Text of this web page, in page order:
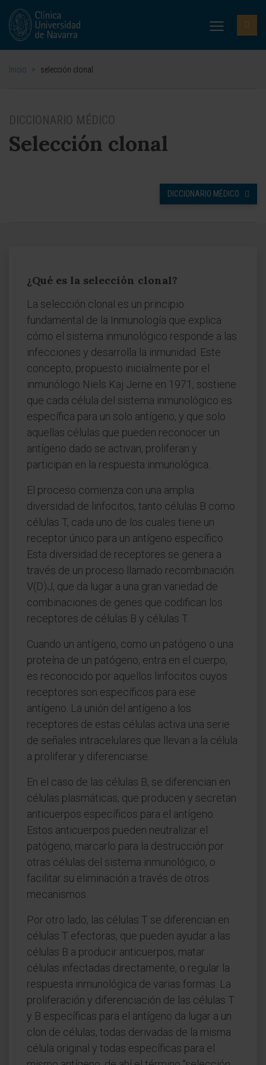
Inicio > selección clonal
DICCIONARIO MÉDICO
Selección clonal
DICCIONARIO MÉDICO
¿Qué es la selección clonal?
La selección clonal es un principio
fundamental de la Inmunología que explica
cómo el sistema inmunológico responde a las
infecciones y desarrolla la inmunidad. Este
concepto, propuesto inicialmente por el
inmunólogo Niels Kaj Jerne en 1971, sostiene
que cada célula del sistema inmunológico es
específica para un solo antígeno, y que solo
aquellas células que pueden reconocer un
antígeno dado se activan, proliferan y
participan en la respuesta inmunológica.
El proceso comienza con una amplia
diversidad de linfocitos, tanto células B como
células T, cada uno de los cuales tiene un
receptor único para un antígeno específico.
Esta diversidad de receptores se genera a
través de un proceso llamado recombinación
V(D)J, que da lugar a una gran variedad de
combinaciones de genes que codifican los
receptores de células B y células T.
Cuando un antígeno, como un patógeno o una
proteína de un patógeno, entra en el cuerpo,
es reconocido por aquellos linfocitos cuyos
receptores son específicos para ese
antígeno. La unión del antígeno a los
receptores de estas células activa una serie
de señales intracelulares que llevan a la célula
a proliferar y diferenciarse.
En el caso de las células B, se diferencian en
células plasmáticas, que producen y secretan
anticuerpos específicos para el antígeno.
Estos anticuerpos pueden neutralizar el
patógeno, marcarlo para la destrucción por
otras células del sistema inmunológico, o
facilitar su eliminación a través de otros
mecanismos.
Por otro lado, las células T se diferencian en
células T efectoras, que pueden ayudar a las
células B a producir anticuerpos, matar
células infectadas directamente, o regular la
respuesta inmunológica de varias formas. La
proliferación y diferenciación de las células T
y B específicas para el antígeno da lugar a un
clon de células, todas derivadas de la misma
célula original y todas específicas para el